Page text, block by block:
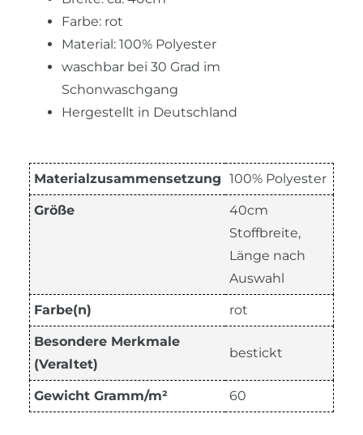
Farbe: rot
Material: 100% Polyester
waschbar bei 30 Grad im
Schonwaschgang
Hergestellt in Deutschland
Materialzusammensetzung 100% Polyester
Größe
40cm
Stoffbreite,
Länge nach
Auswahl
Farbe(n) rot
Besondere Merkmale
(Veraltet)
bestickt
Gewicht Gramm/m² 60